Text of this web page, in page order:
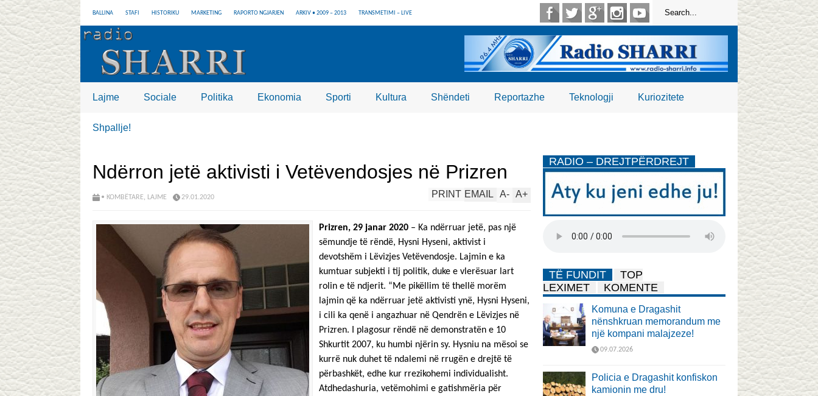
BALLINA STAFI HISTORIKU MARKETING RAPORTO NGJARJEN ARKIV • 2009 – 2013 TRANSMETIMI – LIVE
Lajme Sociale Politika Ekonomia Sporti Kultura Shëndeti Reportazhe Teknologji Kuriozitete
Shpallje!
Ndërron jetë aktivisti i Vetëvendosjes në Prizren
• KOMBËTARE, LAJME 29.01.2020 A+
A-
EMAIL
PRINT
Prizren, 29 janar 2020 – Ka ndërruar jetë, pas një
sëmundje të rëndë, Hysni Hyseni, aktivist i
devotshëm i Lëvizjes Vetëvendosje. Lajmin e ka
kumtuar subjekti i tij politik, duke e vlerësuar lart
rolin e të ndjerit. “Me pikëllim të thellë morëm
lajmin që ka ndërruar jetë aktivisti ynë, Hysni Hyseni,
i cili ka qenë i angazhuar në Qendrën e Lëvizjes në
Prizren. I plagosur rëndë në demonstratën e 10
Shkurtit 2007, ku humbi njërin sy. Hysniu na mësoi se
kurrë nuk duhet të ndalemi në rrugën e drejtë të
përbashkët, edhe kur rrezikohemi individualisht.
Atdhedashuria, vetëmohimi e gatishmëria për
RADIO – DREJTPËRDREJT
TË FUNDIT
TOP
LEXIMET
KOMENTE
Komuna e Dragashit
nënshkruan memorandum me
një kompani malajzeze!
09.07.2026
Policia e Dragashit konfiskon
kamionin me dru!